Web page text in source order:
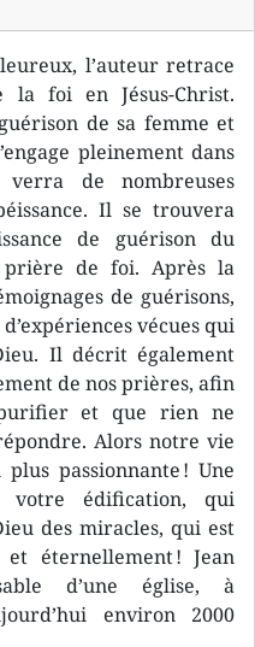
l’auteur retrace
foi en Jésus-Christ.
de sa femme et
pleinement dans
de nombreuses
Il se trouvera
de guérison du
de foi. Après la
de guérisons,
vécues qui
Il décrit également
de nos prières, afin
et que rien ne
Alors notre vie
passionnante ! Une
votre édification, qui
des miracles, qui est
éternellement ! Jean
d’une église, à
environ 2000